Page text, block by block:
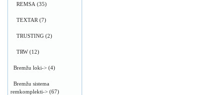
REMSA (35)
TEXTAR (7)
TRUSTING (2)
TRW(12)
Bremžu loki-> (4)
Bremžu sistema
remkomplekti-> (67)